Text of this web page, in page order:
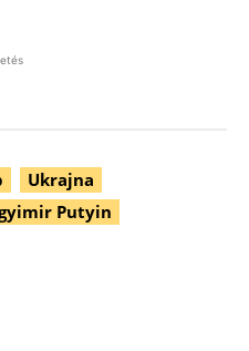
Ukrajna
Putyin